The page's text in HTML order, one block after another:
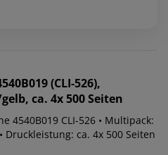
(CLI-526),
ca. 4x 500 Seiten
4540B019 CLI-526 • Multipack:
ca. 4x 500 Seiten